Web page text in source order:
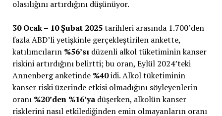
olasılığını artırdığını düşünüyor.
30 Ocak – 10 Şubat 2025tarihleri arasında 1.700’den
fazla ABD’li yetişkinle gerçekleştirilen ankette,
katılımcıların %56’sıdüzenli alkol tüketiminin kanser
riskini artırdığını belirtti; bu oran, Eylül 2024’teki
Annenberg anketinde %40idi. Alkol tüketiminin
kanser riski üzerinde etkisi olmadığını söyleyenlerin
oranı %20’den %16’yadüşerken, alkolün kanser
risklerini nasıl etkilediğinden emin olmayanların oranı